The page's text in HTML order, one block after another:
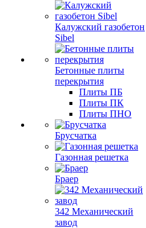
Калужский газобетон
Sibel
Бетонные плиты
перекрытия
Плиты ПБ
Плиты ПК
Плиты ПНО
Брусчатка
Газонная решетка
Браер
342 Механический
завод